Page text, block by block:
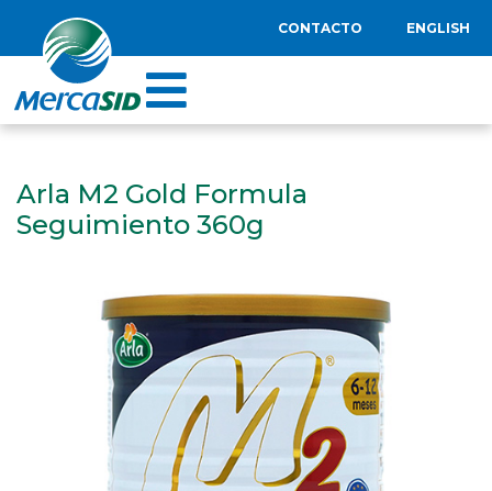
CONTACTO ENGLISH
Arla M2 Gold Formula
Seguimiento 360g